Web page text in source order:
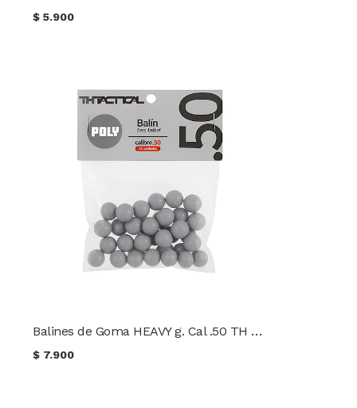
$5.900
Balines de Goma HEAVY g. Cal .50 TH Tactical 25 unidades
$ 7.900